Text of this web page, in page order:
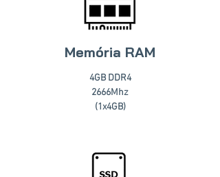
Memória RAM
4GB DDR4
2666Mhz
(1x4GB)